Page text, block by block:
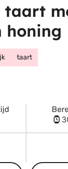
taart
honing
taart